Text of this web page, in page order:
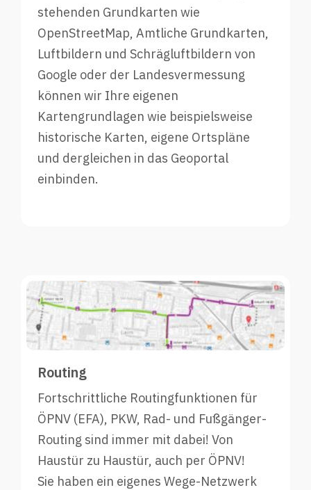
stehenden Grundkarten wie
OpenStreetMap, Amtliche Grundkarten,
Luftbildern und Schrägluftbildern von
Google oder der Landesvermessung
können wir Ihre eigenen
Kartengrundlagen wie beispielsweise
historische Karten, eigene Ortspläne
und dergleichen in das Geoportal
einbinden.
Routing
Fortschrittliche Routingfunktionen für
ÖPNV (EFA), PKW, Rad- und Fußgänger-
Routing sind immer mit dabei! Von
Haustür zu Haustür, auch per ÖPNV!
Sie haben ein eigenes Wege-Netzwerk